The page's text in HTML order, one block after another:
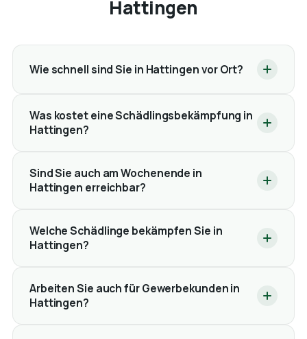
Hattingen
Wie schnell sind Sie in Hattingen vor Ort?
Was kostet eine Schädlingsbekämpfung in
Hattingen?
Sind Sie auch am Wochenende in
Hattingen erreichbar?
Welche Schädlinge bekämpfen Sie in
Hattingen?
Arbeiten Sie auch für Gewerbekunden in
Hattingen?